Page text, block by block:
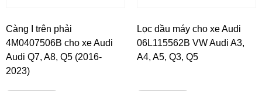
Càng I trên phải
4M0407506B cho xe Audi
Audi Q7, A8, Q5 (2016-
2023)
Lọc dầu máy cho xe Audi
06L115562B VW Audi A3,
A4, A5, Q3, Q5